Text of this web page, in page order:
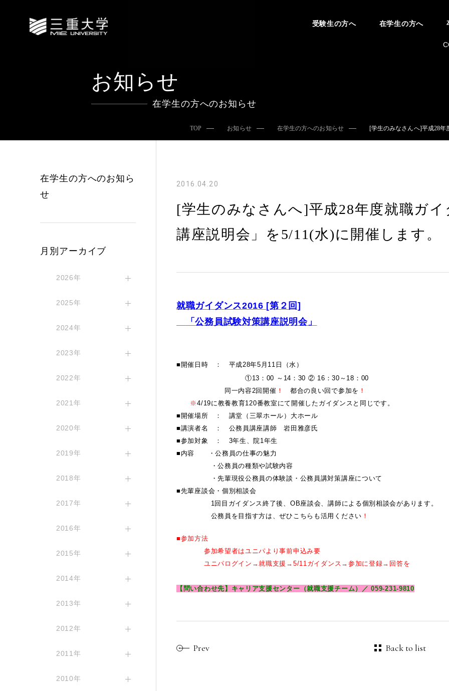
受験生の方へ 在学生の方へ
お知らせ
在学生の方へのお知らせ
TOP お知らせ 在学生の方へのお知らせ [学生のみなさんへ]平成28
2016.04.20
[学生のみなさんへ]平成28年度就職ガ
講座説明会」を5/11(水)に開催します。
就職ガイダンス2016 [第２回]
「公務員試験対策講座説明会」
■開催日時 ： 平成28年5月11日（水）
①13：00 ～14：30 ② 16：30～18：00
同一内容2回開催 ！ 都合の良い回で参加を ！
※4/19に教養教育120番教室にて開催したガイダンスと同じです。
■開催場所 ： 講堂（三翠ホール）大ホール
■講演者名 ： 公務員講座講師 岩田雅彦氏
■参加対象 ： 3年生、院1年生
■内容 ・公務員の仕事の魅力
・公務員の種類や試験内容
・先輩現役公務員の体験談・公務員講対策講座について
■先輩座談会・個別相談会
1回目ガイダンス終了後、OB座談会、講師による個別相談会があります。
公務員を目指す方は、ぜひこちらも活用ください ！
■参加方法
参加希望者はユニパより事前申込み要
ユニパログイン→就職支援→5/11ガイダンス→参加に登録→回答を
【問い合わせ先】キャリア支援センター（就職支援チーム）／ 059-231-9810
Prev Back to list
在学生の方へのお知ら
せ
月別アーカイブ
2026年
2025年
2024年
2023年
2022年
2021年
2020年
2019年
2018年
2017年
2016年
2015年
2014年
2013年
2012年
2011年
2010年